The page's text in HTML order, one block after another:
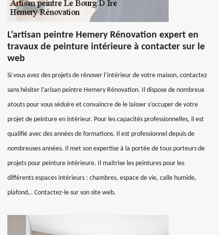
L’artisan peintre Hemery Rénovation expert en
travaux de peinture intérieure à contacter sur le
web
Si vous avez des projets de rénover l’intérieur de votre maison, contactez
sans hésiter l’arisan peintre Hemery Rénovation. Il dispose de nombreux
atouts pour vous séduire et convaincre de le laisser s’occuper de votre
projet de peinture en intérieur. Pour les capacités professionnelles, il est
qualifié avec des années de formations. Il est professionnel depuis de
nombreuses années. Il met son expertise à la portée de tous porteurs de
projets pour peinture intérieure. Il maitrise les peintures pour les
différents espaces intérieurs : chambres, espace de vie, calle humide,
plafond… Contactez-le sur son site web.